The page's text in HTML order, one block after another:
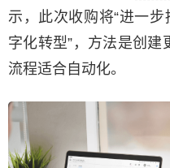
示，此次收购将“进一
字化转型”，方法是创
流程适合自动化。